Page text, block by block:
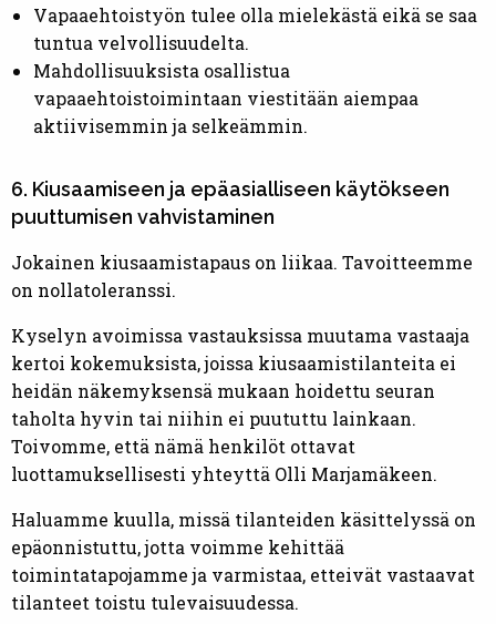
Vapaaehtoistyön tulee olla mielekästä eikä se saa
tuntua velvollisuudelta.
Mahdollisuuksista osallistua
vapaaehtoistoimintaan viestitään aiempaa
aktiivisemmin ja selkeämmin.
6. Kiusaamiseen ja epäasialliseen käytökseen
puuttumisen vahvistaminen
Jokainen kiusaamistapaus on liikaa. Tavoitteemme
on nollatoleranssi.
Kyselyn avoimissa vastauksissa muutama vastaaja
kertoi kokemuksista, joissa kiusaamistilanteita ei
heidän näkemyksensä mukaan hoidettu seuran
taholta hyvin tai niihin ei puututtu lainkaan.
Toivomme, että nämä henkilöt ottavat
luottamuksellisesti yhteyttä Olli Marjamäkeen.
Haluamme kuulla, missä tilanteiden käsittelyssä on
epäonnistuttu, jotta voimme kehittää
toimintatapojamme ja varmistaa, etteivät vastaavat
tilanteet toistu tulevaisuudessa.